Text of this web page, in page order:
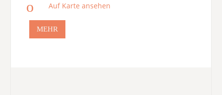
Auf Karte ansehen
MEHR